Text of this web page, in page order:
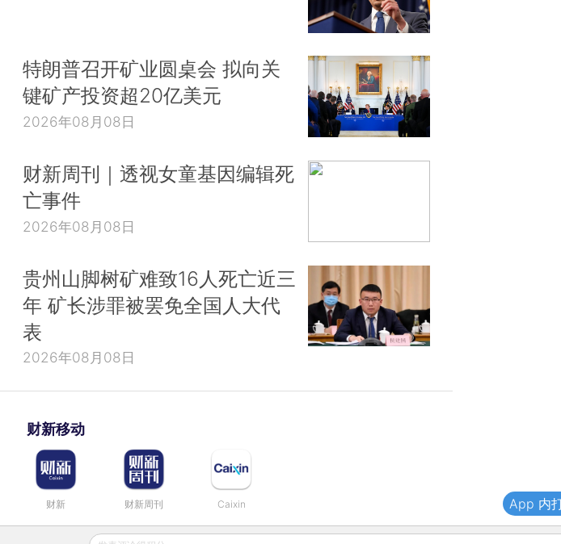
特朗普召开矿业圆桌会 拟向关
键矿产投资超20亿美元
2026年08月08日
财新周刊｜透视女童基因编辑死
亡事件
2026年08月08日
贵州山脚树矿难致16人死亡近三
年 矿长涉罪被罢免全国人大代
表
2026年08月08日
财新移动
财新 财新周刊 Caixin App 内